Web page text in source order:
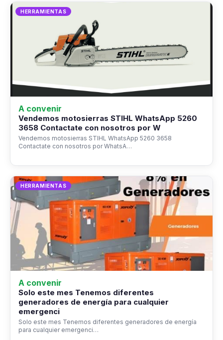
HERRAMIENTAS
A convenir
Vendemos motosierras STIHL WhatsApp 5260
3658 Contactate con nosotros por W
Vendemos motosierras STIHL WhatsApp 5260 3658
Contactate con nosotros por WhatsA…
HERRAMIENTAS
A convenir
Solo este mes Tenemos diferentes
generadores de energía para cualquier
emergenci
Solo este mes Tenemos diferentes generadores de energía
para cualquier emergenci…